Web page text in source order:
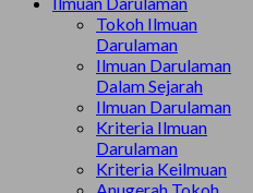
Tokoh Ilmuan
Darulaman
Ilmuan Darulaman
Dalam Sejarah
Ilmuan Darulaman
Kriteria Ilmuan
Darulaman
Kriteria Keilmuan